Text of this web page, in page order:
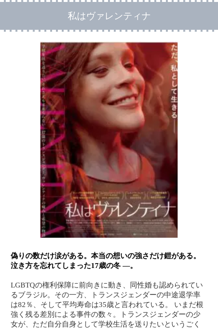
私はヴァレンティナ
偽りの数だけ涙がある。本当の想いの強さだけ鎧がある。
泣き方を忘れてしまった17歳の冬 —。
LGBTQの権利保障に前向きに動き、同性婚も認められてい
るブラジル。その一方、トランスジェンダーの中途退学率
は82％、そして平均寿命は35歳と言われている。 いまだ根
強く残る差別による事件の数々。トランスジェンダーの少
女が、ただ自分自身として学校生活を送りたいというごく